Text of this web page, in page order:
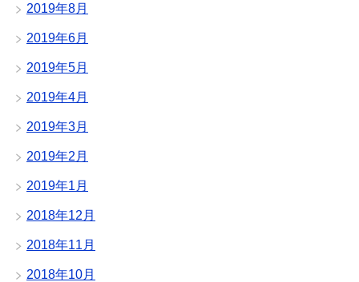
2019年8月
2019年6月
2019年5月
2019年4月
2019年3月
2019年2月
2019年1月
2018年12月
2018年11月
2018年10月